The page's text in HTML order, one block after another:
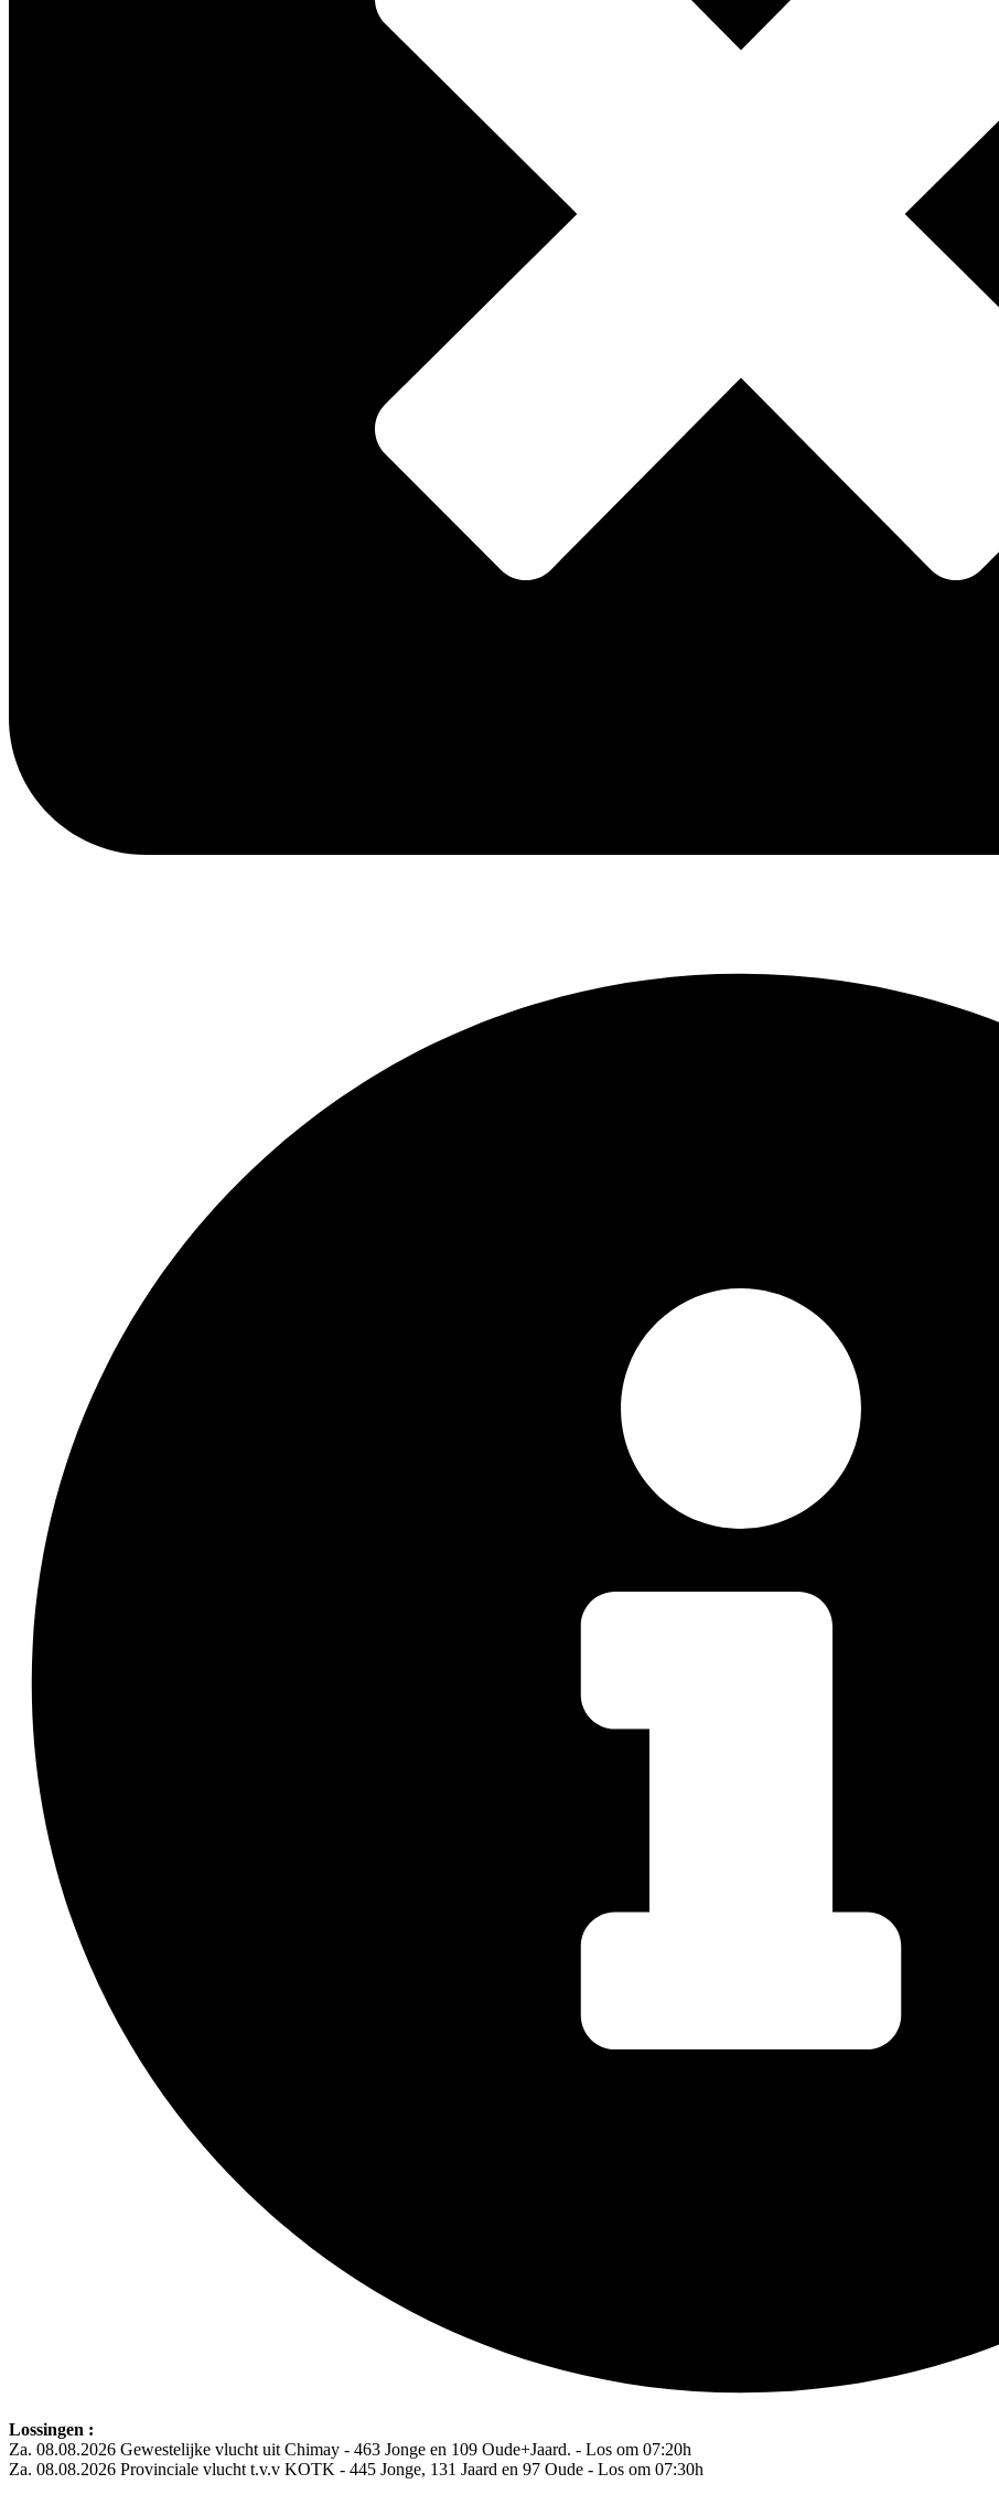
Lossingen :
Za. 08.08.2026 Gewestelijke vlucht uit Chimay - 463 Jonge en 109 Oude+Jaard. - Los om 07:20h
Za. 08.08.2026 Provinciale vlucht t.v.v KOTK - 445 Jonge, 131 Jaard en 97 Oude - Los om 07:30h